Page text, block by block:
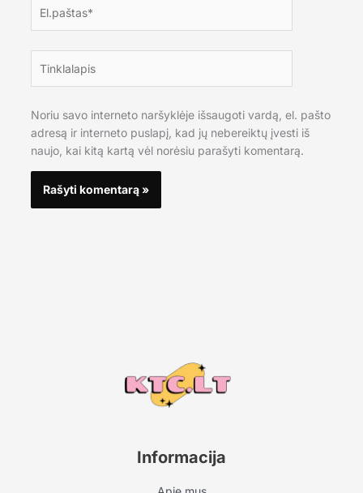
Noriu savo interneto naršyklėje išsaugoti vardą, el. pašto
adresą ir interneto puslapį, kad jų nebereiktų įvesti iš
naujo, kai kitą kartą vėl norėsiu parašyti komentarą.
Informacija